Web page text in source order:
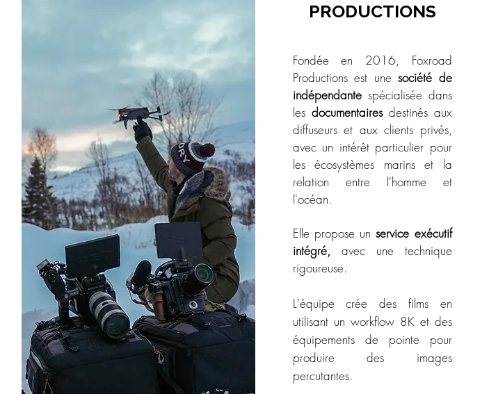
PRODUCTIONS
Fondée en 2016, Foxroad
Productions est une société de
indépendantespécialisée dans
les documentairesdestinés aux
diffuseurs et aux clients privés,
avec un intérêt particulier pour
les écosystèmes marins et la
relation entre l'homme et
l'océan.
Elle propose unservice exécutif
intégré, avec une technique
rigoureuse.
L'équipe crée des films en
utilisant un workflow 8K et des
équipements de pointe pour
produire des images
percutantes.